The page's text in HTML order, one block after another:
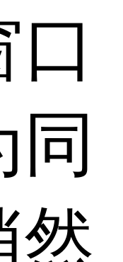
然